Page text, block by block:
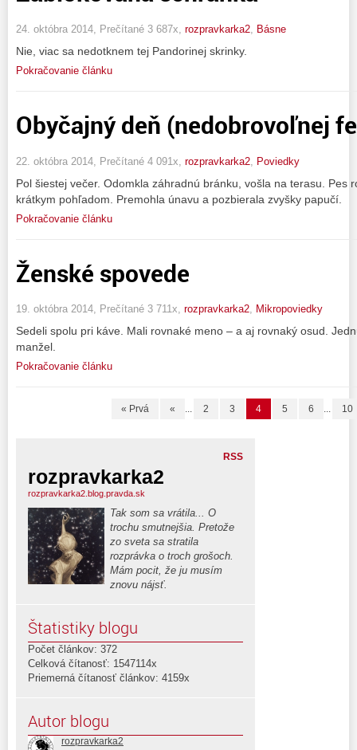
24. októbra 2014, Prečítané 3 687x, rozpravkarka2 Básne
Nie, viac sa nedotknem tej Pandorinej skrinky.
Pokračovanie článku
Obyčajný deň (nedobrovoľnej
22. októbra 2014, Prečítané 4 091x, rozpravkarka2 Poviedky
Pol šiestej večer. Odomkla záhradnú bránku, vošla na terasu. Pes
krátkym pohľadom. Premohla únavu a pozbierala zvyšky papučí.
Pokračovanie článku
Ženské spovede
19. októbra 2014, Prečítané 3 711x, rozpravkarka2, Mikropoviedky
Sedeli spolu pri káve. Mali rovnaké meno – a aj rovnaký osud.
manžel.
Pokračovanie článku
« Prvá « ... 2 3 4 5 6 ... 10
RSS
rozpravkarka2
rozpravkarka2.blog.pravda.sk
Tak som sa vrátila... O
trochu smutnejšia. Pretože
zo sveta sa stratila
rozprávka o troch grošoch.
Mám pocit, že ju musím
znovu nájsť.
Štatistiky blogu
Počet článkov: 372
Celková čítanosť: 1547114x
Priemerná čítanosť článkov: 4159x
Autor blogu
rozpravkarka2